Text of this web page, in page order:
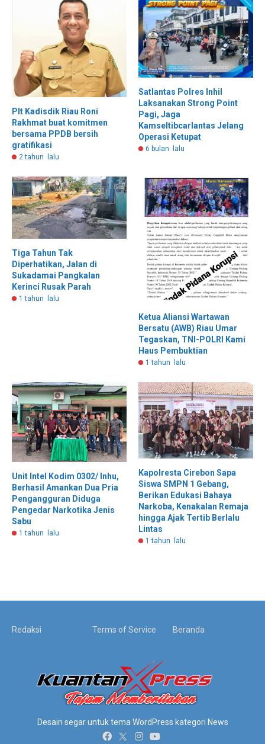
Plt Kadisdik Riau Roni
Rakhmat buat komitmen
bersama PPDB bersih
gratifikasi
2 tahun lalu
Satlantas Polres Inhil
Laksanakan Strong Point
Pagi, Jaga
Kamseltibcarlantas Jelang
Operasi Ketupat
6 bulan lalu
Tiga Tahun Tak
Diperhatikan, Jalan di
Sukadamai Pangkalan
Kerinci Rusak Parah
1 tahun lalu
Ketua Aliansi Wartawan
Bersatu (AWB) Riau Umar
Tegaskan, TNI-POLRI Kami
Haus Pembuktian
1 tahun lalu
Unit Intel Kodim 0302/ Inhu,
Berhasil Amankan Dua Pria
Pengangguran Diduga
Pengedar Narkotika Jenis
Sabu
1 tahun lalu
Kapolresta Cirebon Sapa
Siswa SMPN 1 Gebang,
Berikan Edukasi Bahaya
Narkoba, Kenakalan Remaja
hingga Ajak Tertib Berlalu
Lintas
1 tahun lalu
Redaksi Terms of Service Beranda
Desain segar untuk tema WordPress kategori News